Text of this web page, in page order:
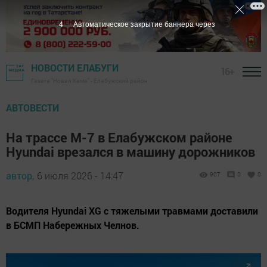
НОВОСТИ ЕЛАБУГИ
АВТОВЕСТИ
На трассе М-7 в Елабужском районе
Hyundai врезался в машину дорожников
автор, 6 июля 2026 - 14:47 907 0 0
Водителя Hyundai XG с тяжелыми травмами доставили
в БСМП Набережных Челнов.
2 Автоматическое закрытие баннера через